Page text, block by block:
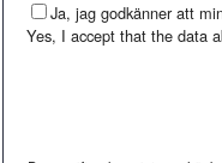
Ja, jag godkänner att
Yes, I accept that the data